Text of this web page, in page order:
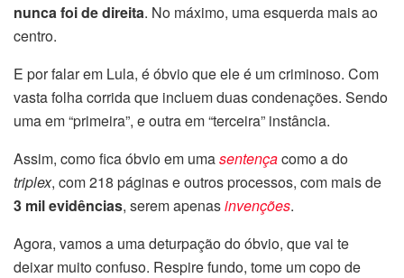
nunca foi de direita. No máximo, uma esquerda mais ao
centro.
E por falar em Lula, é óbvio que ele é um criminoso. Com
vasta folha corrida que incluem duas condenações. Sendo
uma em “primeira”, e outra em “terceira” instância.
Assim, como fica óbvio em umasentençacomo a do
triplex, com 218 páginas e outros processos, com mais de
3 mil evidências, serem apenasinvenções.
Agora, vamos a uma deturpação do óbvio, que vai te
deixar muito confuso. Respire fundo, tome um copo de